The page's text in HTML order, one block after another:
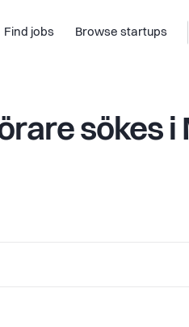
Find jobs Browse startups
sökes i